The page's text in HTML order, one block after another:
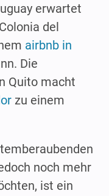
erwartet
del
airbnb in
Die
Quito macht
zu einem
noch mehr
ist ein